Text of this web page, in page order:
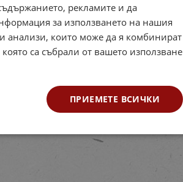
рекламите и да
за използването на нашия
анализи, които може да я комбинират
са събрали от вашето използване
ПРИЕМЕТЕ ВСИЧКИ